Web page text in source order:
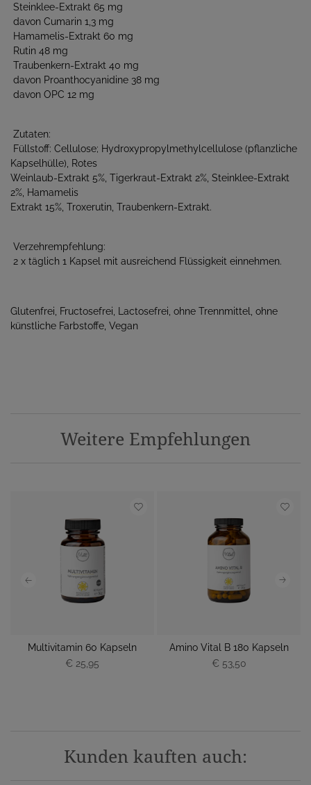
Steinklee-Extrakt 65 mg
davon Cumarin 1,3 mg
Hamamelis-Extrakt 60 mg
Rutin 48 mg
Traubenkern-Extrakt 40 mg
davon Proanthocyanidine 38 mg
davon OPC 12 mg
Zutaten:
Füllstoff: Cellulose; Hydroxypropylmethylcellulose (pflanzliche
Kapselhülle), Rotes
Weinlaub-Extrakt 5%, Tigerkraut-Extrakt 2%, Steinklee-Extrakt
2%, Hamamelis
Extrakt 15%, Troxerutin, Traubenkern-Extrakt.
Verzehrempfehlung:
2 x täglich 1 Kapsel mit ausreichend Flüssigkeit einnehmen.
Glutenfrei, Fructosefrei, Lactosefrei, ohne Trennmittel, ohne
künstliche Farbstoffe, Vegan
Weitere Empfehlungen
Multivitamin 60 Kapseln
€ 25,95
Amino Vital B 180 Kapseln
€ 53,50
Kunden kauften auch: